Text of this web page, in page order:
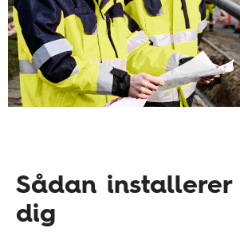
Sådan installerer
dig